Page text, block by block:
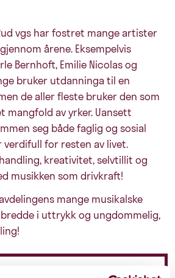
vgs har fostret mange artister
årene. Eksempelvis
Bernhoft, Emilie Nicolas og
bruker utdanninga til en
de aller fleste bruker den som
av yrker. Uansett
seg både faglig og sosial
verdifull for resten av livet.
kreativitet, selvtillit og
musikken som drivkraft!
mange musikalske
i uttrykk og ungdommelig,